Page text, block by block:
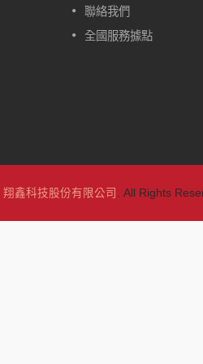
聯絡我們
全國服務據點
的。除了一般型的W417，另外還
W417-CA、W417-HA、W417-
翔鑫科技股份有限公司 . All Rights